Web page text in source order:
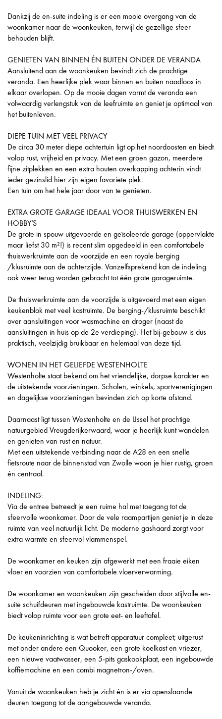
Dankzij de en-suite indeling is er een mooie overgang van de
woonkamer naar de woonkeuken, terwijl de gezellige sfeer
behouden blijft.
GENIETEN VAN BINNEN ÉN BUITEN ONDER DE VERANDA
Aansluitend aan de woonkeuken bevindt zich de prachtige
veranda. Een heerlijke plek waar binnen en buiten naadloos in
elkaar overlopen. Op de mooie dagen vormt de veranda een
volwaardig verlengstuk van de leefruimte en geniet je optimaal van
het buitenleven.
DIEPE TUIN MET VEEL PRIVACY
De circa 30 meter diepe achtertuin ligt op het noordoosten en biedt
volop rust, vrijheid en privacy. Met een groen gazon, meerdere
fijne zitplekken en een extra houten overkapping achterin vindt
ieder gezinslid hier zijn eigen favoriete plek.
Een tuin om het hele jaar door van te genieten.
EXTRA GROTE GARAGE IDEAAL VOOR THUISWERKEN EN
HOBBY’S
De grote in spouw uitgevoerde en geïsoleerde garage (oppervlakte
maar liefst 30 m²!) is recent slim opgedeeld in een comfortabele
thuiswerkruimte aan de voorzijde en een royale berging
/klusruimte aan de achterzijde. Vanzelfsprekend kan de indeling
ook weer terug worden gebracht tot één grote garageruimte.
De thuiswerkruimte aan de voorzijde is uitgevoerd met een eigen
keukenblok met veel kastruimte. De berging-/klusruimte beschikt
over aansluitingen voor wasmachine en droger (naast de
aansluitingen in huis op de 2e verdieping). Het bij-gebouw is dus
praktisch, veelzijdig bruikbaar en helemaal van deze tijd.
WONEN IN HET GELIEFDE WESTENHOLTE
Westenholte staat bekend om het vriendelijke, dorpse karakter en
de uitstekende voorzieningen. Scholen, winkels, sportverenigingen
en dagelijkse voorzieningen bevinden zich op korte afstand.
Daarnaast ligt tussen Westenholte en de IJssel het prachtige
natuurgebied Vreugderijkerwaard, waar je heerlijk kunt wandelen
en genieten van rust en natuur.
Met een uitstekende verbinding naar de A28 en een snelle
fietsroute naar de binnenstad van Zwolle woon je hier rustig, groen
én centraal.
INDELING:
Via de entree betreedt je een ruime hal met toegang tot de
sfeervolle woonkamer. Door de vele raampartijen geniet je in deze
ruimte van veel natuurlijk licht. De moderne gashaard zorgt voor
extra warmte en sfeervol vlammenspel.
De woonkamer en keuken zijn afgewerkt met een fraaie eiken
vloer en voorzien van comfortabele vloerverwarming.
De woonkamer en woonkeuken zijn gescheiden door stijlvolle en-
suite schuifdeuren met ingebouwde kastruimte. De woonkeuken
biedt volop ruimte voor een grote eet- en leeftafel.
De keukeninrichting is wat betreft apparatuur compleet; uitgerust
met onder andere een Quooker, een grote koelkast en vriezer,
een nieuwe vaatwasser, een 5-pits gaskookplaat, een ingebouwde
koffiemachine en een combi magnetron-/oven.
Vanuit de woonkeuken heb je zicht én is er via openslaande
deuren toegang tot de aangebouwde veranda.